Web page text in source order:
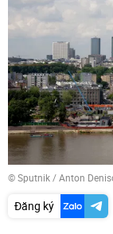
© Sputnik / Anton
Đăng ký